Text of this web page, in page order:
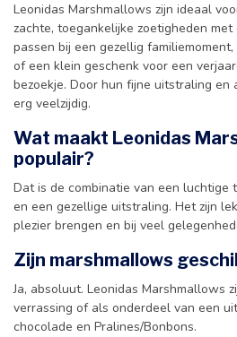
Leonidas Marshmallows zijn ideaal
zachte, toegankelijke zoetigheden
passen bij een gezellig
of een klein geschenk voor een
bezoekje. Door hun fijne uitstraling en
erg veelzijdig.
Wat maakt Leonidas
populair?
Dat is de combinatie van een luchtige
en een gezellige uitstraling. Het zijn
plezier brengen en bij veel
Zijn marshmallows
Ja, absoluut. Leonidas Marshmallows
verrassing of als onderdeel van een
chocolade en Pralines/Bonbons.